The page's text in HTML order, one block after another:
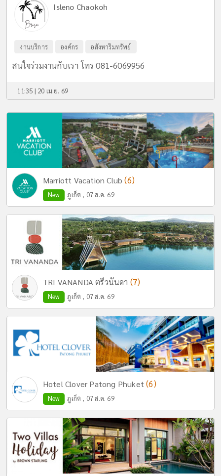
Isleno Chaokoh
งานบริการ องค์กร อสังหาริมทรัพย์
สนใจร่วมงานกับเรา โทร 081-6069956
11:35 | 20 เม.ย. 69
Marriott Vacation Club(6)
New ภูเก็ต , 07 ส.ค. 69
TRI VANANDA ตรีวนันดา (7)
New ภูเก็ต , 07 ส.ค. 69
Hotel Clover Patong Phuket(6)
New ภูเก็ต , 07 ส.ค. 69